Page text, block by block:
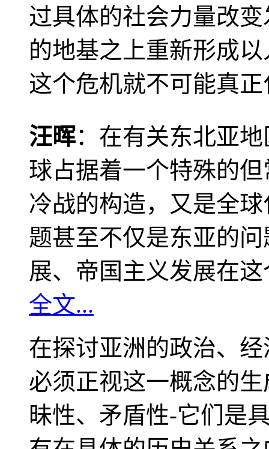
过具体的社会力量改
的地基之上重新形成
这个危机就不可能真
汪晖：在有关东北亚
球占据着一个特殊的
冷战的构造，又是全
题甚至不仅是东亚的
展、帝国主义发展在
全文...
在探讨亚洲的政治、
必须正视这一概念的
昧性、矛盾性-它们是